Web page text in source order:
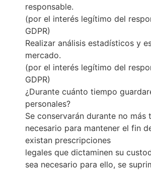
responsable.
(por el interés legítimo del
GDPR)
Realizar análisis estadísticos y
mercado.
(por el interés legítimo del
GDPR)
¿Durante cuánto tiempo
personales?
Se conservarán durante no más
necesario para mantener el fin
existan prescripciones
legales que dictaminen su
sea necesario para ello, se